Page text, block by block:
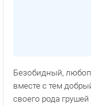
Безобидный,
вместе с тем
своего рода